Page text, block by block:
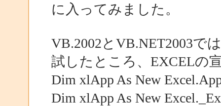
に入ってみました。
VB.2002とVB.NET2003で
試したところ、EXCELの
Dim xlApp As New
Dim xlApp As New